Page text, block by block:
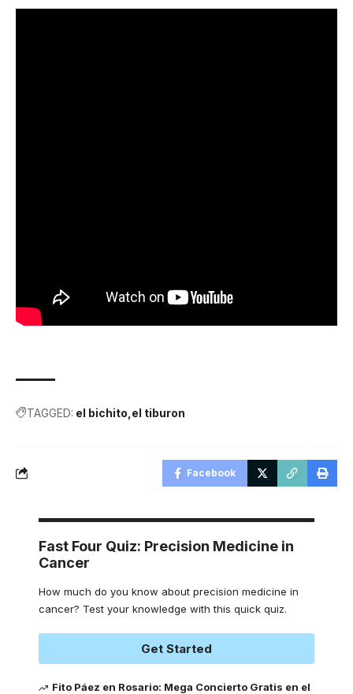
TAGGED: el bichito el tiburon
Facebook
Fast Four Quiz: Precision Medicine in
Cancer
How much do you know about precision medicine in
cancer? Test your knowledge with this quick quiz.
Get Started
Fito Páez en Rosario: Mega Concierto Gratis en el